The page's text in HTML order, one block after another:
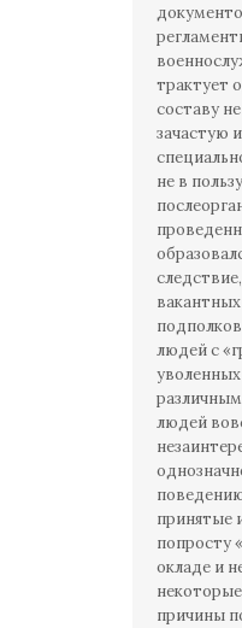
трактует
составу
зачастую
не в
людей с
людей
принятые
попросту
окладе и
причины